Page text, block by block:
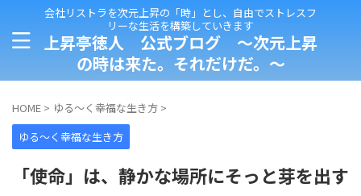
会社リストラを次元上昇の「時」とし、自由でストレスフ
リーな生活を構築していきます
上昇亭徳人 公式ブログ ～次元上昇
の時は来た。それだけだ。～
HOME > ゆる～く幸福な生き方 >
ゆる～く幸福な生き方
「使命」は、静かな場所にそっと芽を出す